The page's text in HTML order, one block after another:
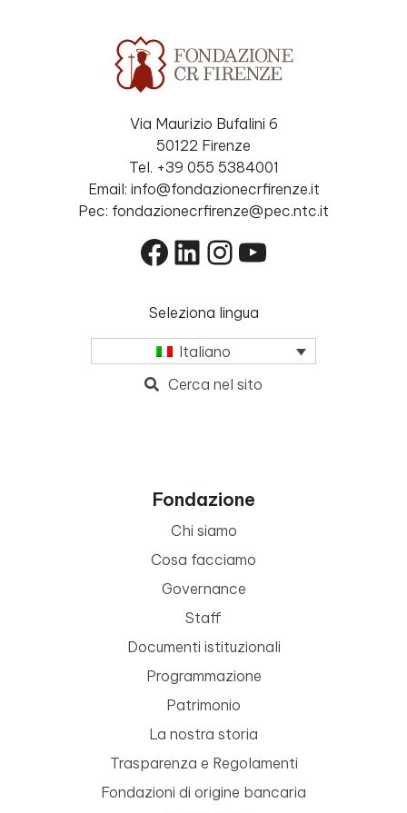
Via Maurizio Bufalini 6
50122 Firenze
Tel. +39 055 5384001
Email: info@fondazionecrfirenze.it
Pec: fondazionecrfirenze@pec.ntc.it
Facebook
LinkedIn
Instagram
YouTube
Seleziona lingua
Italiano
Cerca nel sito
Fondazione
Chi siamo
Cosa facciamo
Governance
Staff
Documenti istituzionali
Programmazione
Patrimonio
La nostra storia
Trasparenza e Regolamenti
Fondazioni di origine bancaria